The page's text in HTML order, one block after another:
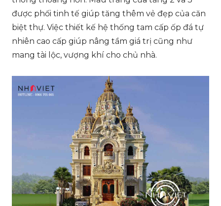
được phối tinh tế giúp tăng thêm vẻ đẹp của căn
biệt thự. Việc thiết kế hệ thống tam cấp ốp đá tự
nhiên cao cấp giúp nâng tầm giá trị cũng như
mang tài lộc, vượng khí cho chủ nhà.